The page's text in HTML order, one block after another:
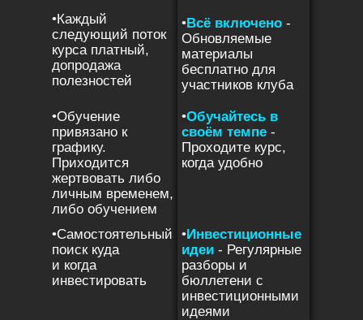
•Всё включено -
Обновляемые
материалы
бесплатно для
участников клуба
•Каждый
следующий поток
курса платный,
допродажа
полезностей
•Обучение
привязано к
графику.
Приходится
жертвовать либо
личным временем,
либо обучением
•Обучайтесь в
своём темпе -
Проходите курс,
когда удобно
•Самостоятельный
поиск куда
и когда
инвестировать
•Инвестиционные
идеи - Регулярные
разборы и
бюллетени с
инвестиционными
идеями